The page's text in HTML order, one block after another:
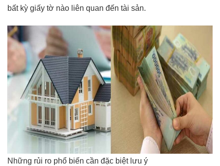
bất kỳ giấy tờ nào liên quan đến tài sản.
Những rủi ro phổ biến cần đặc biệt lưu ý